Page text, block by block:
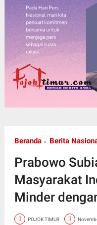
Beranda Berita
Prabowo
Masyarakat
Minder
POJOK TIMUR